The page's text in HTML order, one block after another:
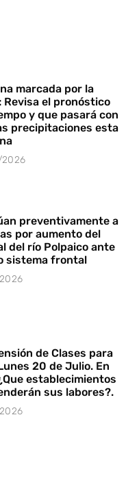
marcada por la
Revisa el pronóstico
y que pasará con
precipitaciones esta
preventivamente a
por aumento del
del río Polpaico ante
sistema frontal
de Clases para
20 de Julio. En
establecimientos
sus labores?.